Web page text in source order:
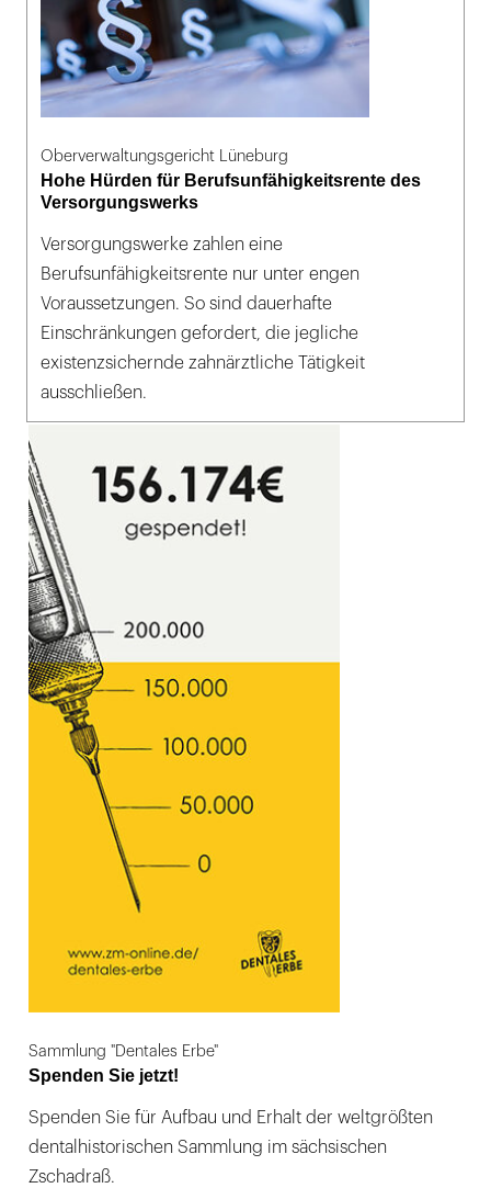
Oberverwaltungsgericht Lüneburg
Hohe Hürden für Berufsunfähigkeitsrente des
Versorgungswerks
Versorgungswerke zahlen eine
Berufsunfähigkeitsrente nur unter engen
Voraussetzungen. So sind dauerhafte
Einschränkungen gefordert, die jegliche
existenzsichernde zahnärztliche Tätigkeit
ausschließen.
Sammlung "Dentales Erbe"
Spenden Sie jetzt!
Spenden Sie für Aufbau und Erhalt der weltgrößten
dentalhistorischen Sammlung im sächsischen
Zschadraß.